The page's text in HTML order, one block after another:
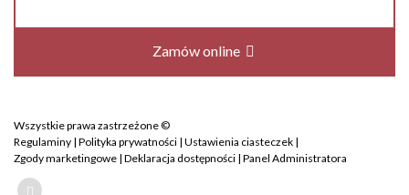
Zamów online
Wszystkie prawa zastrzeżone ©
Regulaminy | Polityka prywatności | Ustawienia ciasteczek |
Zgody marketingowe | Deklaracja dostępności | Panel Administratora